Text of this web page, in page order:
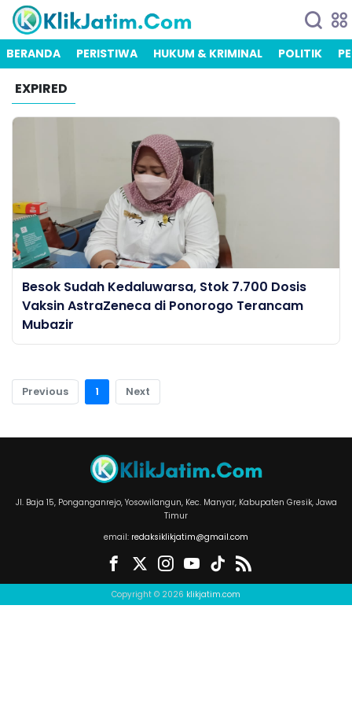
BERANDA PERISTIWA HUKUM & KRIMINAL POLITIK
EXPIRED
Besok Sudah Kedaluwarsa, Stok 7.700 Dosis
Vaksin AstraZeneca di Ponorogo Terancam
Mubazir
Previous 1 Next
Jl. Baja 15, Ponganganrejo, Yosowilangun, Kec. Manyar, Kabupaten Gresik, Jawa
Timur
email: redaksiklikjatim@gmail.com
Copyright © 2026 klikjatim.com